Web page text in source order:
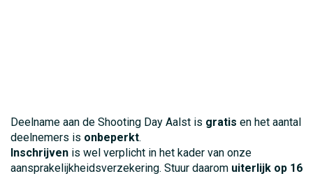
Deelname aan de Shooting Day Aalst is gratis en het aantal
deelnemers is onbeperkt.
Inschrijven is wel verplicht in het kader van onze
aansprakelijkheidsverzekering. Stuur daarom uiterlijk op 16